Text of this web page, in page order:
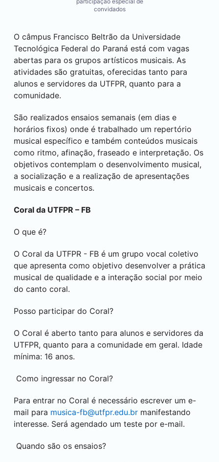
convidados
O câmpus Francisco Beltrão da Universidade
Tecnológica Federal do Paraná está com vagas
abertas para os grupos artísticos musicais. As
atividades são gratuitas, oferecidas tanto para
alunos e servidores da UTFPR, quanto para a
comunidade.
São realizados ensaios semanais (em dias e
horários fixos) onde é trabalhado um repertório
musical específico e também conteúdos musicais
como ritmo, afinação, fraseado e interpretação. Os
objetivos contemplam o desenvolvimento musical,
a socialização e a realização de apresentações
musicais e concertos.
Coral da UTFPR – FB
O que é?
O Coral da UTFPR - FB é um grupo vocal coletivo
que apresenta como objetivo desenvolver a prática
musical de qualidade e a interação social por meio
do canto coral.
Posso participar do Coral?
O Coral é aberto tanto para alunos e servidores da
UTFPR, quanto para a comunidade em geral. Idade
mínima: 16 anos.
Como ingressar no Coral?
Para entrar no Coral é necessário escrever um e-
mail para musica-fb@utfpr.edu.br manifestando
interesse. Será agendado um teste por e-mail.
Quando são os ensaios?